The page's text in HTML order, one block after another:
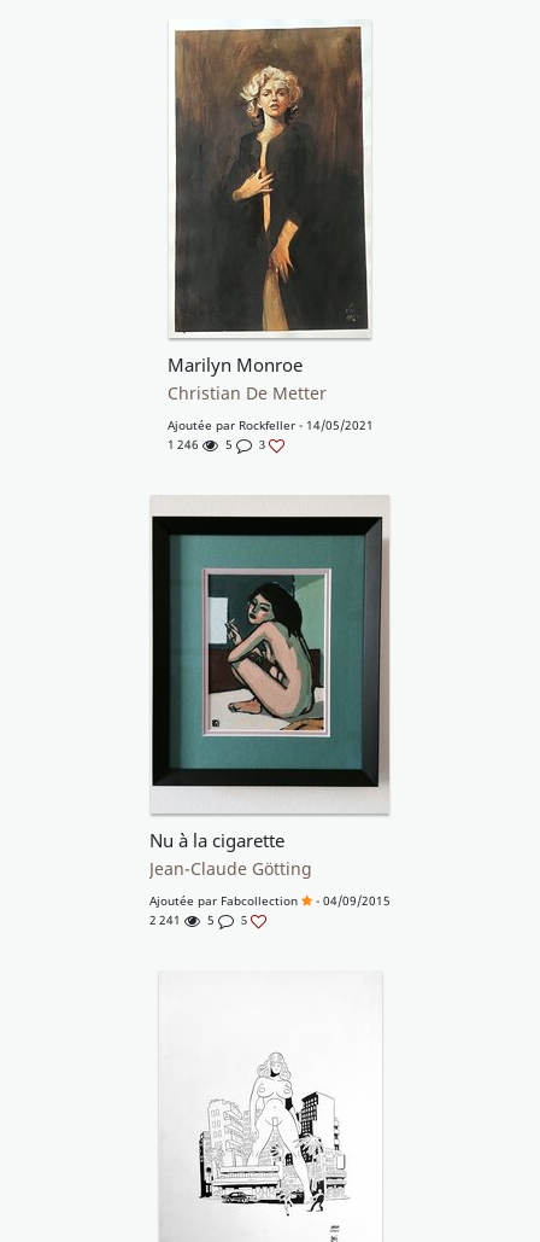
Marilyn Monroe
Christian De Metter
Ajoutée par Rockfeller- 14/05/2021
1 246
5 3
Nu à la cigarette
Jean-Claude Götting
Ajoutée par Fabcollection
- 04/09/2015
2 241
5 5